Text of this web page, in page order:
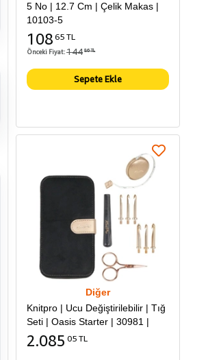
5 No | 12.7 Cm | Çelik Makas |
10103-5
108 65 TL
Önceki Fiyat:144 86 TL
Sepete Ekle
Diğer
Knitpro | Ucu Değiştirilebilir | Tığ
Seti | Oasis Starter | 30981 |
2.085 05 TL